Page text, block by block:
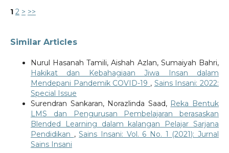
1 2 > >>
Similar Articles
Nurul Hasanah Tamili, Aishah Azlan, Sumaiyah Bahri,
Hakikat dan Kebahagiaan Jiwa Insan dalam
Mendepani Pandemik COVID-19 , Sains Insani: 2022:
Special Issue
Surendran Sankaran, Norazlinda Saad, Reka Bentuk
LMS dan Pengurusan Pembelajaran berasaskan
Blended Learning dalam kalangan Pelajar Sarjana
Pendidikan ,Sains Insani: Vol. 6 No. 1 (2021): Jurnal
Sains Insani